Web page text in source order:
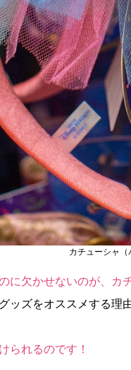
カチューシャ（
に欠かせないのが、カ
ッズをオススメする理
られるのです！